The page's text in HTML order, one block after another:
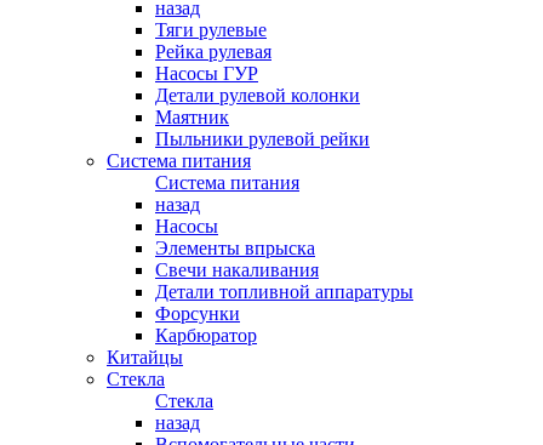
назад
Тяги рулевые
Рейка рулевая
Насосы ГУР
Детали рулевой колонки
Маятник
Пыльники рулевой рейки
Система питания
Система питания
назад
Насосы
Элементы впрыска
Свечи накаливания
Детали топливной аппаратуры
Форсунки
Карбюратор
Китайцы
Стекла
Стекла
назад